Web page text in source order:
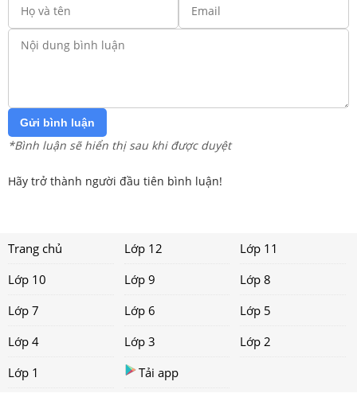
Gửi bình luận
*Bình luận sẽ hiển thị sau khi được duyệt
Hãy trở thành người đầu tiên bình luận!
Trang chủ Lớp 12
Lớp 11
Lớp 10
Lớp 9
Lớp 8
Lớp 7
Lớp 6
Lớp 5
Lớp 4
Lớp 3
Lớp 2
Lớp 1
Tải app